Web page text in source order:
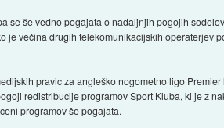
se še vedno pogajata o nadaljnjih pogojih
večina drugih telekomunikacijskih operaterjev
pravic za angleško nogometno ligo
redistribucije programov Sport Kluba, ki je z
programov še pogajata.